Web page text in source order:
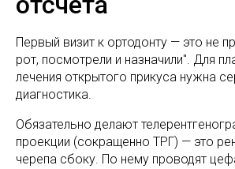
Первый визит к ортодонту — это не
рот, посмотрели и назначили". Для
лечения открытого прикуса нужна
диагностика.
Обязательно делают
проекции (сокращенно ТРГ) — это
черепа сбоку. По нему проводят